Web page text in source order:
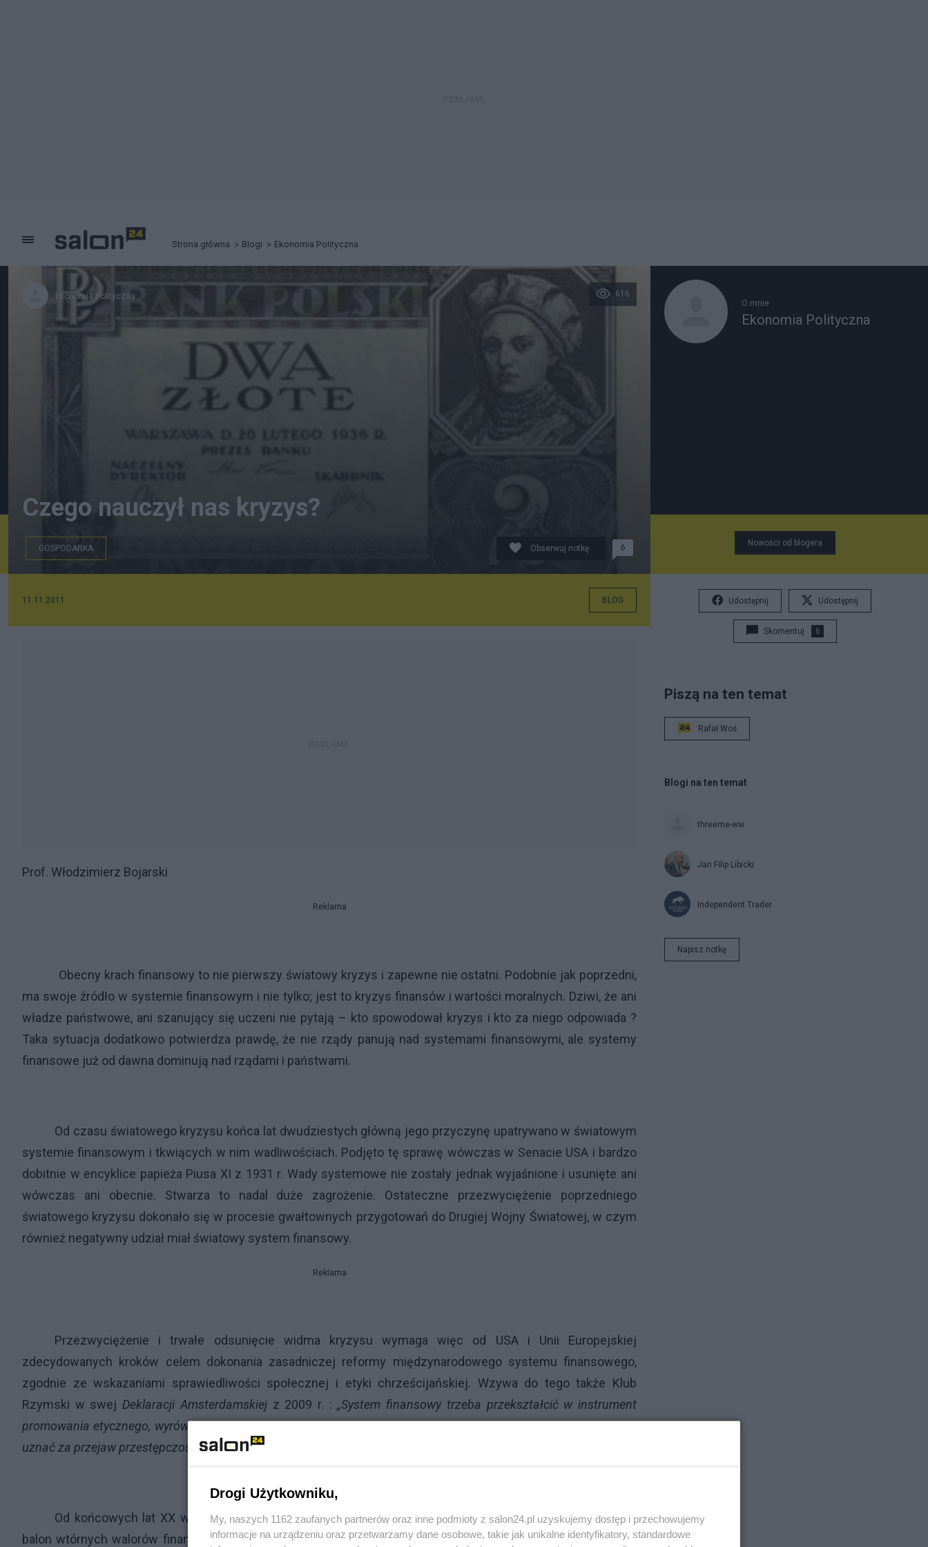
Strona główna Blogi Ekonomia Polityczna
Ekonomia Polityczna 616
Czego nauczył nas kryzys?
GOSPODARKA Obserwuj notkę 6
11.11.2011 BLOG
Prof. Włodzimierz Bojarski
Reklama
Obecny krach finansowy to nie pierwszy światowy kryzys i zapewne nie ostatni. Podobnie jak poprzedni,
ma swoje źródło w systemie finansowym i nie tylko; jest to kryzys finansów i wartości moralnych. Dziwi, że ani
władze państwowe, ani szanujący się uczeni nie pytają – kto spowodował kryzys i kto za niego odpowiada ?
Taka sytuacja dodatkowo potwierdza prawdę, że nie rządy panują nad systemami finansowymi, ale systemy
finansowe już od dawna dominują nad rządami i państwami.
Od czasu światowego kryzysu końca lat dwudziestych główną jego przyczynę upatrywano w światowym
systemie finansowym i tkwiących w nim wadliwościach. Podjęto tę sprawę wówczas w Senacie USA i bardzo
dobitnie w encyklice papieża Piusa XI z 1931 r. Wady systemowe nie zostały jednak wyjaśnione i usunięte ani
wówczas ani obecnie. Stwarza to nadal duże zagrożenie. Ostateczne przezwyciężenie poprzedniego
światowego kryzysu dokonało się w procesie gwałtownych przygotowań do Drugiej Wojny Światowej, w czym
również negatywny udział miał światowy system finansowy.
Reklama
Przezwyciężenie i trwałe odsunięcie widma kryzysu wymaga więc od USA i Unii Europejskiej
zdecydowanych kroków celem dokonania zasadniczej reformy międzynarodowego systemu finansowego,
zgodnie ze wskazaniami sprawiedliwości społecznej i etyki chrześcijańskiej. Wzywa do tego także Klub
Rzymski w swej Deklaracji Amsterdamskiejz 2009 r. :„System finansowy trzeba przekształcić w instrument
promowania etycznego, wyrównanego i trwałego rozwoju świata. Dlatego transakcje wewnątrz sektorowe trzeba
uznać za przejaw przestępczości zorganizowanej.”
Od końcowych lat XX wieku dochodziły mądre głosy, m. in. Instytutu Schillera, wskazujące na rosnący
balon wtórnych walorów finansowych bez pokrycia i zapowiadające przybliżający się kryzys. Ale główny nurt
O mnie
Ekonomia Polityczna
Nowości od blogera
Udostępnij Udostępnij
Skomentuj 6
Piszą na ten temat
Rafał Woś
Blogi na ten temat
threeme-ww
Jan Filip Libicki
Independent Trader
Napisz notkę
Drogi Użytkowniku,
My, naszych 1162 zaufanych partnerów oraz inne podmioty z salon24.pl uzyskujemy dostęp i przechowujemy
informacje na urządzeniu oraz przetwarzamy dane osobowe, takie jak unikalne identyfikatory, standardowe